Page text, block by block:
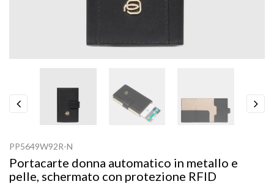
PP5649W92R-N
Portacarte donna automatico in metallo e
pelle, schermato con protezione RFID